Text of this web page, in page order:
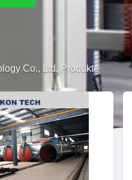
Co., Ltd. Produkte